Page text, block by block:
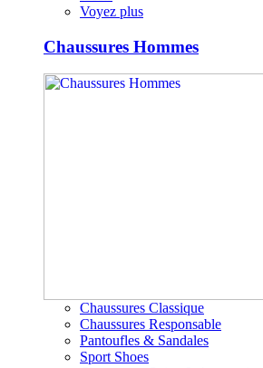
Voyez plus
Chaussures Hommes
Chaussures Classique
Chaussures Responsable
Pantoufles & Sandales
Sport Shoes